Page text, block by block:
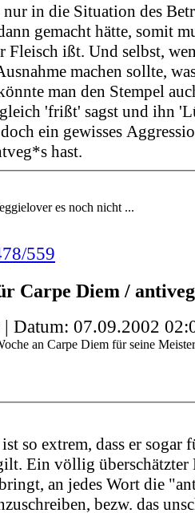
in die Situation des
gemacht hätte, somit
Fleisch ißt. Und selbst,
machen sollte,
man den Stempel
'frißt' sagst und ihn
ein gewisses
hast.
es noch nicht ...
559
Carpe Diem /
Datum: 07.09.2002
an Carpe Diem für seine
so extrem, dass er sogar
Ein völlig überschätzter
an jedes Wort die
bezw. das